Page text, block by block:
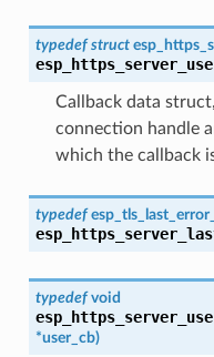
typedef struct
Callback data
connection handle
which the callback
typedef
typedef void
*user_cb)